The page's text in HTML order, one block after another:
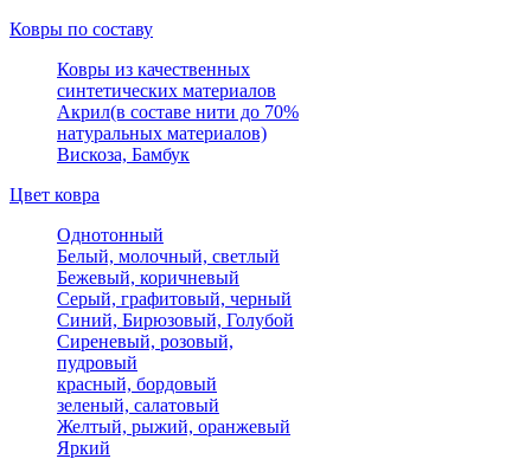
Ковры по составу
Ковры из качественных
синтетических материалов
Акрил(в составе нити до 70%
натуральных материалов)
Вискоза, Бамбук
Цвет ковра
Однотонный
Белый, молочный, светлый
Бежевый, коричневый
Серый, графитовый, черный
Синий, Бирюзовый, Голубой
Сиреневый, розовый,
пудровый
красный, бордовый
зеленый, салатовый
Желтый, рыжий, оранжевый
Яркий